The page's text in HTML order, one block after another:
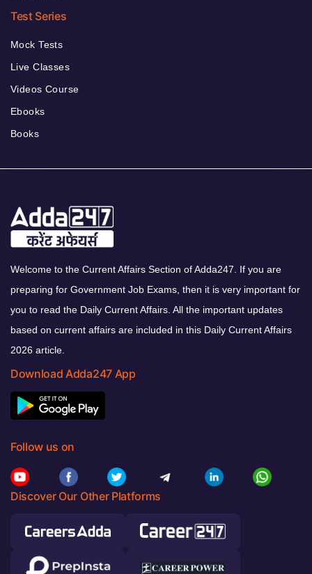
Test Series
Mock Tests
Live Classes
Videos Course
Ebooks
Books
Welcome to the Current Affairs Section of Adda247. If you are
preparing for Government Job Exams, then it is very important for
you to read the Daily Current Affairs. All the important updates
based on current affairs are included in this Daily Current Affairs
2026 article.
Download Adda247 App
Follow us on
Discover Our Other Platforms